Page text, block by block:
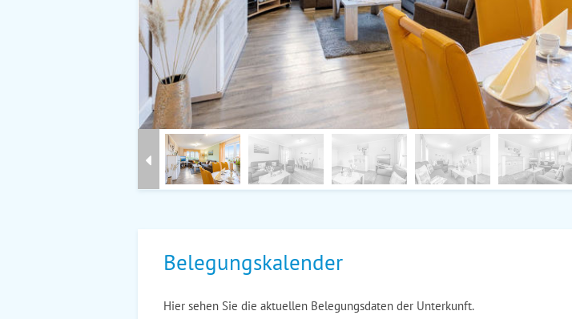
Belegungskalender
Hier sehen Sie die aktuellen Belegungsdaten der Unterkunft.